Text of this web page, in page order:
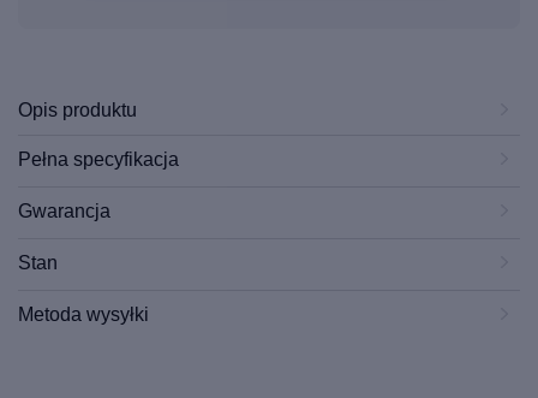
Opis produktu
Pełna specyfikacja
Gwarancja
Stan
Metoda wysyłki